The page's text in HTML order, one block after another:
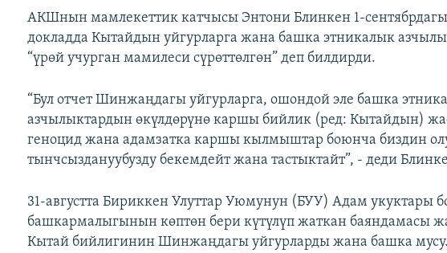
АКШнын мамлекеттик катчысы Энтони Блинкен 1-сентябрдагы
докладда Кытайдын уйгурларга жана башка этникалык
“үрөй учурган мамилеси сүрөттөлгөн” деп билдирди.
“Бул отчет Шинжаңдагы уйгурларга, ошондой эле башка
азчылыктардын өкүлдөрүнө каршы бийлик (ред: Кытайдын)
геноцид жана адамзатка каршы кылмыштар боюнча биздин
тынчсыздануубузду бекемдейт жана тастыктайт”, - деди
31-августта Бириккен Улуттар Уюмунун (БУУ) Адам укуктары
башкармалыгынын көптөн бери күтүлүп жаткан баяндамасы
Кытай бийлигинин Шинжаңдагы уйгурларды жана башка